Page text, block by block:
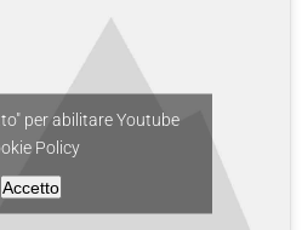
per abilitare Youtube
Policy
Accetto